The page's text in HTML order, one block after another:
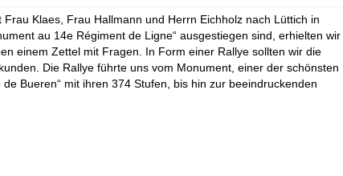
Klaes, Frau Hallmann und Herrn Eichholz nach Lüttich in
au 14e Régiment de Ligne“ ausgestiegen sind, erhielten wir
einem Zettel mit Fragen. In Form einer Rallye sollten wir die
Die Rallye führte uns vom Monument, einer der schönsten
Bueren“ mit ihren 374 Stufen, bis hin zur beeindruckenden